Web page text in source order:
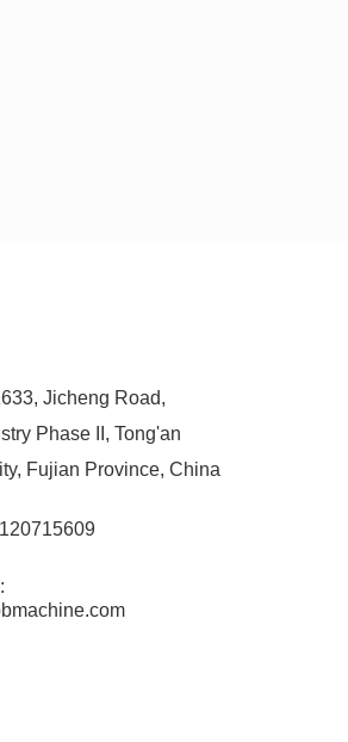
Jicheng Road,
Phase II, Tong'an
Fujian Province, China